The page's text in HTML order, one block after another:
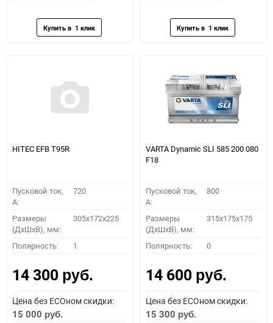
HITEC EFB T95R
Пусковой ток,
A:
720
Размеры
(ДхШхВ), мм:
305х172х225
Полярность: 1
14 300 руб.
Цена без ECOном скидки:
15 000 руб.
VARTA Dynamic SLI 585 200 080
F18
Пусковой ток,
A:
800
Размеры
(ДхШхВ), мм:
315x175x175
Полярность: 0
14 600 руб.
Цена без ECOном скидки:
15 300 руб.